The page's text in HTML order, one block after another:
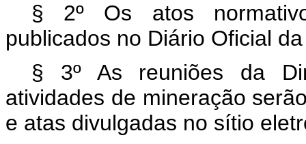
§ 2º Os atos
publicados no Diário Oficial
§ 3º As reuniões da
atividades de mineração
e atas divulgadas no sítio